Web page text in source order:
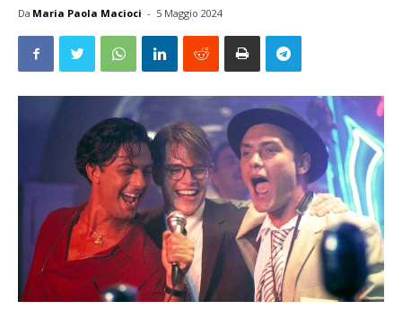
Da Maria Paola Macioci - 5 Maggio 2024